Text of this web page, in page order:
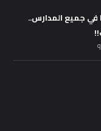
الدراسة لمدة ٢٠ يوما في جميع المدارس..